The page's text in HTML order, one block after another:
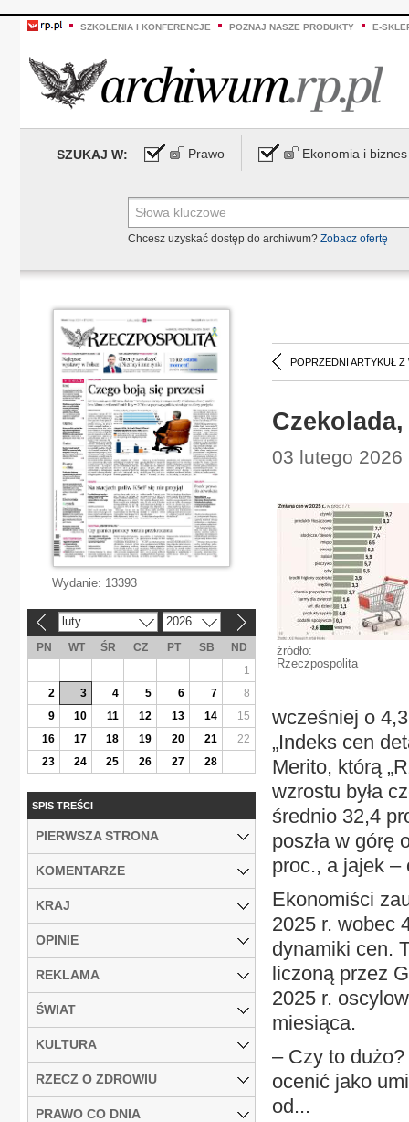
SZKOLENIA I KONFERENCJE POZNAJ NASZE PRODUKTY E-
SZUKAJ W: Prawo Ekonomia i biznes
Chcesz uzyskać dostęp do archiwum? Zobacz ofertę
POPRZEDNI ARTYKUŁ Z
03 lutego
źródło:
Rzeczpospolita
wcześniej o
„Indeks cen
Merito, którą
wzrostu była
średnio 32,4
poszła w górę
proc., a jajek –
Ekonomiści
2025 r. wobec
dynamiki cen.
liczoną przez
2025 r.
miesiąca.
– Czy to
ocenić jako
od...
Wydanie: 13393
luty 2026
PN WT ŚR CZ PT SB
ND
1
2
3 4 5 6 7
8
9
10 11 12 13 14
15
16
17 18 19 20 21
22
23
24 25 26 27 28
SPIS TREŚCI
PIERWSZA STRONA
KOMENTARZE
KRAJ
OPINIE
REKLAMA
ŚWIAT
KULTURA
RZECZ O ZDROWIU
PRAWO CO DNIA